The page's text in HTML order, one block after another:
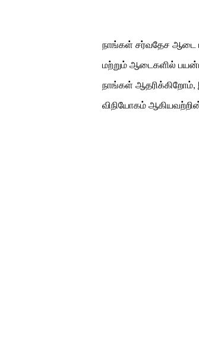
நாங்கள் சர்வதேச ஆடை
மற்றும் ஆடைகளில்
நாங்கள் ஆதரிக்கிறோம்,
விநியோகம்